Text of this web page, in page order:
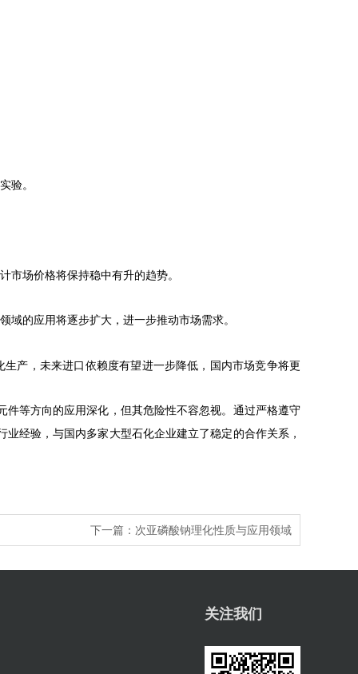
验。
市场价格将保持稳中有升的趋势。
域的应用将逐步扩大，进一步推动市场需求。
产，未来进口依赖度有望进一步降低，国内市场竞争将更
件等方向的应用深化 ， 但其危险性不容忽视。通过严格遵守
经验，与国内多家大型石化企业建立了稳定的合作关系，
下一篇： ‌次亚磷酸钠理化性质与应用领域
关注我们